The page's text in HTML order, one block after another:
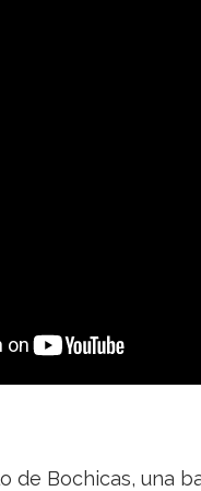
de Bochicas, una